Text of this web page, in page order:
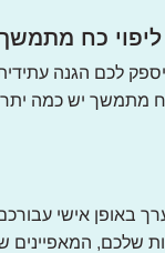
ליפוי כח
לכם הגנה
כח מתמשך יש כמה
באופן אישי
שלכם, המאפיינים